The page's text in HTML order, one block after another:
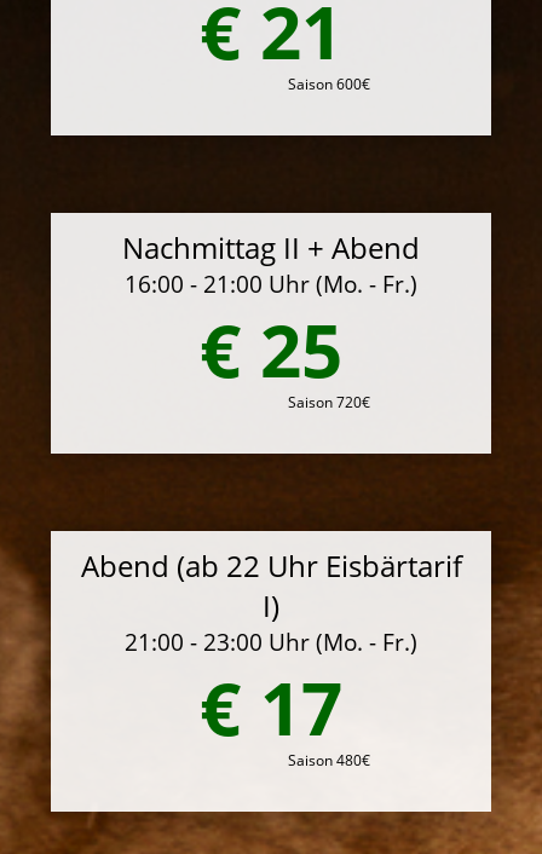
€ 21
Saison 600€
Nachmittag II + Abend
16:00 - 21:00 Uhr (Mo. - Fr.)
€ 25
Saison 720€
Abend (ab 22 Uhr Eisbärtarif
I)
21:00 - 23:00 Uhr (Mo. - Fr.)
€ 17
Saison 480€